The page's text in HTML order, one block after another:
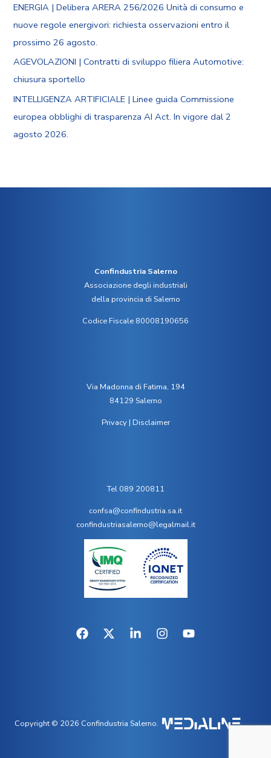
ENERGIA | Delibera ARERA 256/2026 Unità di consumo e
nuove regole energivori: richiesta osservazioni entro il
prossimo 26 agosto.
AGEVOLAZIONI | Contratti di sviluppo filiera Automotive:
chiusura sportello
INTELLIGENZA ARTIFICIALE | Linee guida Commissione
europea obblighi di trasparenza AI Act. In vigore dal 2
agosto 2026.
Confindustria Salerno
Associazione degli industriali
della provincia di Salerno
Codice Fiscale 80008190656
Via Madonna di Fatima, 194
84129 Salerno
Privacy| Disclaimer
Tel 089 200811
confsa@confindustria.sa.it
confindustriasalerno@legalmail.it
Copyright © 2026 Confindustria Salerno.